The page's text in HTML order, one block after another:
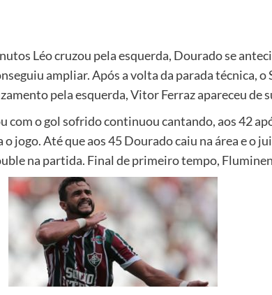
Léo cruzou pela esquerda, Dourado se
ampliar. Após a volta da parada técnica,
pela esquerda, Vitor Ferraz apareceu de
o gol sofrido continuou cantando, aos 42
jogo. Até que aos 45 Dourado caiu na área e o
na partida. Final de primeiro tempo,